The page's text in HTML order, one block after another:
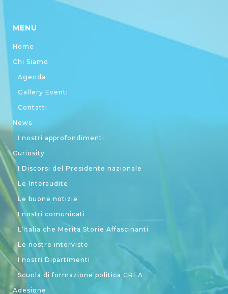
MENU
Home
Chi Siamo
Agenda
Gallery Eventi
Contatti
News
I nostri approfondimenti
Curiosity
I Discorsi del Presidente nazionale
Le Interaudite
Le buone notizie
I nostri comunicati
L’Italia che Merita Storie Affascinanti
Le nostre interviste
I nostri Dipartimenti
Scuola di formazione politica CREA
Adesione